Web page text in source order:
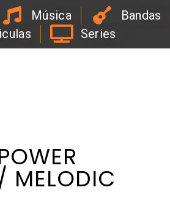
Música
Bandas
Series
MELODIC